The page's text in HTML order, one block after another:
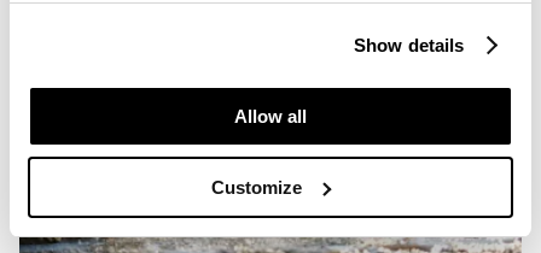
which purposes we may process your data. You can
manage your “Details” selection in your browser at any
Show details
Allow all
Customize